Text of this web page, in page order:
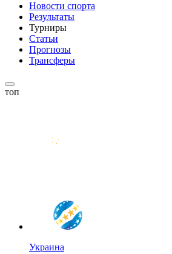
Новости спорта
Результаты
Турниры
Статьи
Прогнозы
Трансферы
топ
Украина